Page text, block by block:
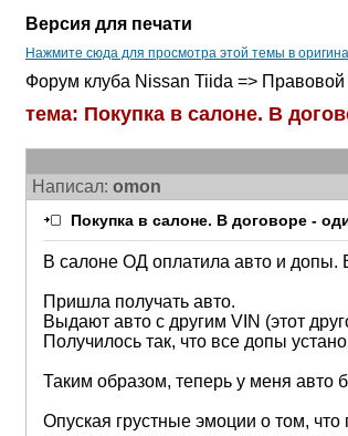
Версия для печати
Нажмите сюда для просмотра этой темы в
Форум клуба Nissan Tiida =>
тема: Покупка в салоне. В
Написал: omon
Покупка в салоне. В договоре -
В салоне ОД оплатила авто и допы.
Пришла получать авто.
Выдают авто с другим VIN (этот
Получилось так, что все допы
Таким образом, теперь у меня авто
Опуская грустные эмоции о том,